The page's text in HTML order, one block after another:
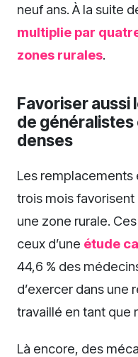
neuf ans. À la suite
multiplie par
zones rurales.
Favoriser aussi
de généralistes
denses
Les remplacements
trois mois favorisent
une zone rurale.
ceux d’une étude
44,6 % des
d’exercer dans une
travaillé en tant que
Là encore, des